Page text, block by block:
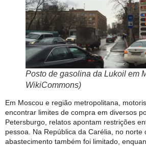
Posto de gasolina da Lukoil em
WikiCommons)
Em Moscou e região metropolitana,
encontrar limites de compra em diversos
Petersburgo, relatos apontam restrições
pessoa. Na República da Carélia, no norte
abastecimento também foi limitado,